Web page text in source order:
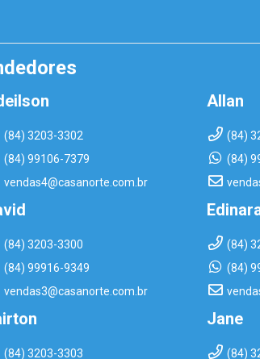
(84) 3203-3302
(84) 99106-7379
vendas4@casanorte.com.br
Allan
(84)
(84)
(84) 3203-3300
(84) 99916-9349
vendas3@casanorte.com.br
(84)
(84)
(84) 3203-3303
Jane
(84)